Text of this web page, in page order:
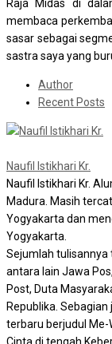
Raja Midas di
membaca
sasar sebagai
sastra saya yang
Author
Recent Posts
Naufil Istikhari Kr.
Naufil Istikhari Kr.
Madura. Masih
Yogyakarta dan
Yogyakarta.
Sejumlah tulisannya
antara lain Jawa
Post, Duta
Republika.
terbaru berjudul Me-